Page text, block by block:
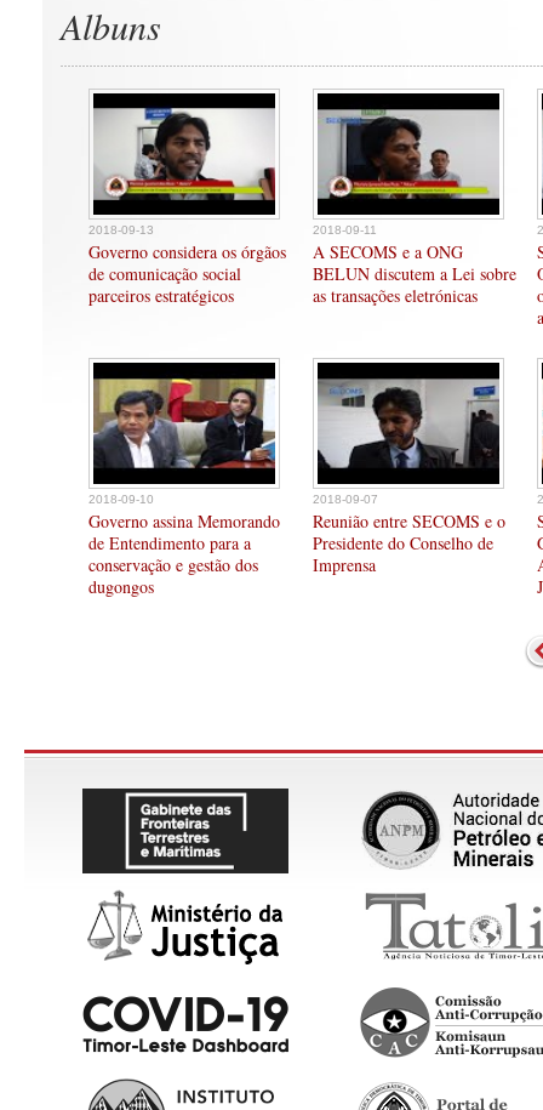
Albuns
2018-09-13
Governo considera os órgãos
de comunicação social
parceiros estratégicos
2018-09-11
A SECOMS e a ONG
BELUN discutem a Lei sobre
as transações eletrónicas
2018-09-10
Governo assina Memorando
de Entendimento para a
conservação e gestão dos
dugongos
2018-09-07
Reunião entre SECOMS e o
Presidente do Conselho de
Imprensa